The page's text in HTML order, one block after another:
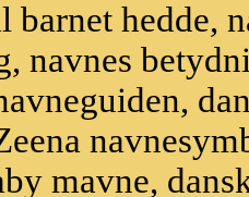
barnet hedde,
navnes
mavne,